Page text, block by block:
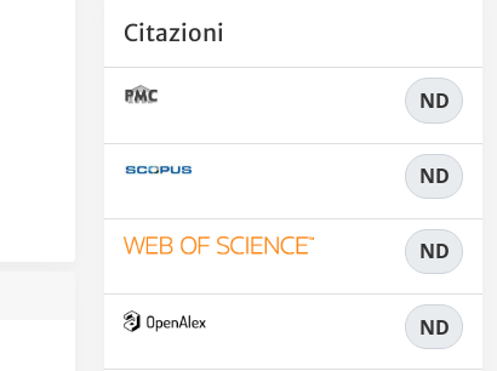
Citazioni
ND
ND
ND
ND